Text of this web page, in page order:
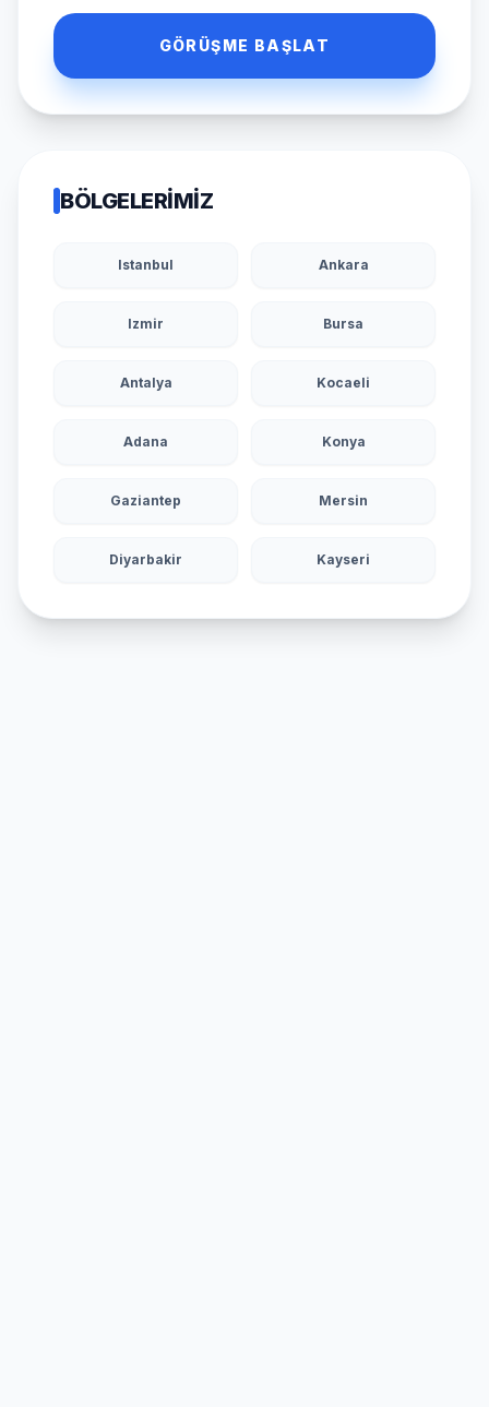
GÖRÜŞME BAŞLAT
BÖLGELERIMIZ
Istanbul Ankara
Izmir Bursa
Antalya Kocaeli
Adana Konya
Gaziantep Mersin
Diyarbakir Kayseri